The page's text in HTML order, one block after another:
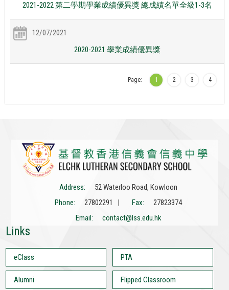
2021-2022 第二學期學業成績優異獎 總成績名單全級1-3名
12/07/2021
2020-2021 學業成績優異獎
Page: 1 2 3 4
Address:
52 Waterloo Road, Kowloon
Phone:
27802291 | Fax:
27823374
Email:
contact@lss.edu.hk
Links
eClass PTA
Alumni Flipped Classroom